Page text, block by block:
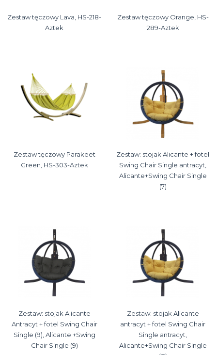
Zestaw tęczowy Lava, HS-218-
Aztek
Zestaw tęczowy Orange, HS-
289-Aztek
Zestaw tęczowy Parakeet
Green, HS-303-Aztek
Zestaw: stojak Alicante + fotel
Swing Chair Single antracyt,
Alicante+Swing Chair Single
(7)
Zestaw: stojak Alicante
Antracyt + fotel Swing Chair
Single (9), Alicante +Swing
Chair Single (9)
Zestaw: stojak Alicante
antracyt + fotel Swing Chair
Single antracyt,
Alicante+Swing Chair Single